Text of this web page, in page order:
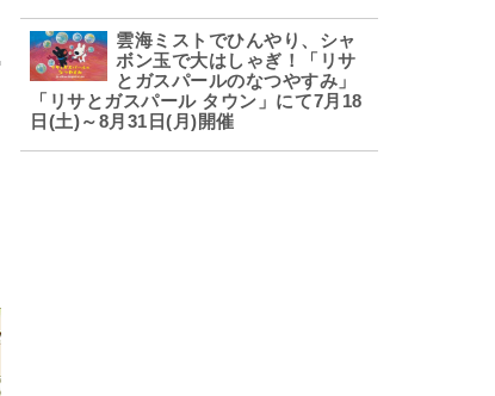
雲海ミストでひんやり、シャ
ボン玉で大はしゃぎ！「リサ
とガスパールのなつやすみ」
「リサとガスパール タウン」にて7月18
日(土)～8月31日(月)開催